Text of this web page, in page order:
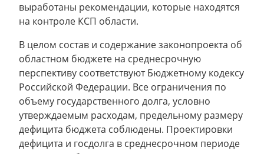
выработаны рекомендации, которые находятся
на контроле КСП области.
В целом состав и содержание законопроекта об
областном бюджете на среднесрочную
перспективу соответствуют Бюджетному кодексу
Российской Федерации. Все ограничения по
объему государственного долга, условно
утверждаемым расходам, предельному размеру
дефицита бюджета соблюдены. Проектировки
дефицита и госдолга в среднесрочном периоде